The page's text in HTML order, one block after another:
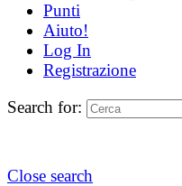
Punti
Aiuto!
Log In
Registrazione
Search for:
Close search